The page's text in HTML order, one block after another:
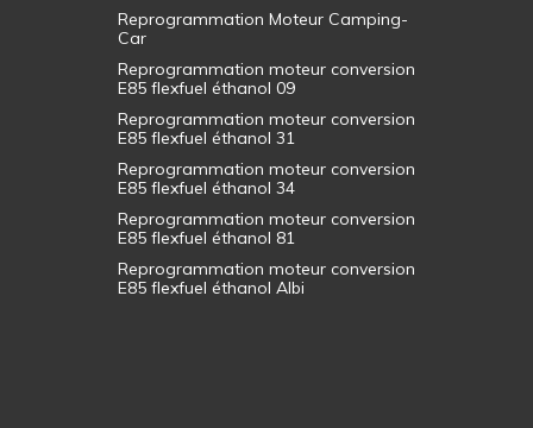
Reprogrammation Moteur Camping-
Car
Reprogrammation moteur conversion
E85 flexfuel éthanol 09
Reprogrammation moteur conversion
E85 flexfuel éthanol 31
Reprogrammation moteur conversion
E85 flexfuel éthanol 34
Reprogrammation moteur conversion
E85 flexfuel éthanol 81
Reprogrammation moteur conversion
E85 flexfuel éthanol Albi